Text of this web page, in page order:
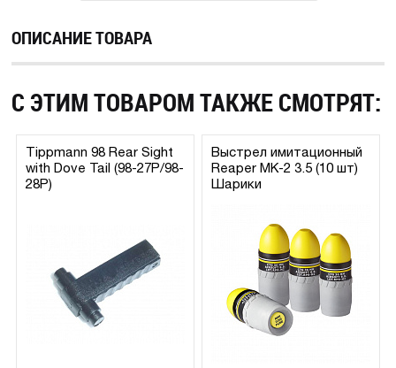
ОПИСАНИЕ ТОВАРА
С ЭТИМ ТОВАРОМ ТАКЖЕ СМОТРЯТ:
Tippmann 98 Rear Sight
with Dove Tail (98-27P/98-
28P)
Выстрел имитационный
Reaper MK-2 3.5 (10 шт)
Шарики